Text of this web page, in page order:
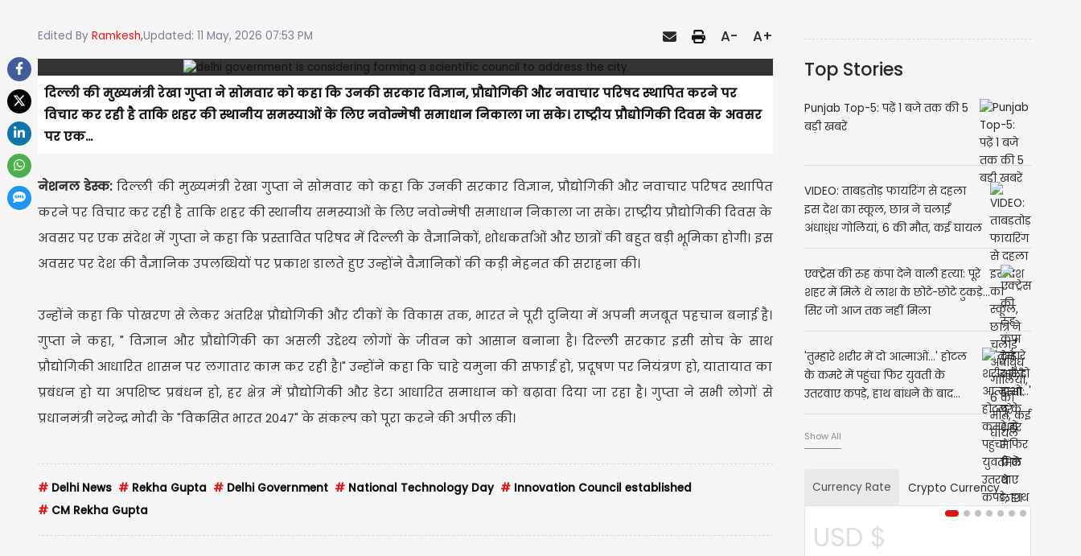
Edited By Ramkesh,Updated: 11 May, 2026 07:53 PM A- A+
दिल्ली की मुख्यमंत्री रेखा गुप्ता ने सोमवार को कहा कि उनकी सरकार विज्ञान, प्रौद्योगिकी और नवाचार परिषद स्थापित करने पर
विचार कर रही है ताकि शहर की स्थानीय समस्याओं के लिए नवोन्मेषी समाधान निकाला जा सके। राष्ट्रीय प्रौद्योगिकी दिवस के अवसर
पर एक...
नेशनल डेस्क: दिल्ली की मुख्यमंत्री रेखा गुप्ता ने सोमवार को कहा कि उनकी सरकार विज्ञान, प्रौद्योगिकी और नवाचार परिषद स्थापित
करने पर विचार कर रही है ताकि शहर की स्थानीय समस्याओं के लिए नवोन्मेषी समाधान निकाला जा सके। राष्ट्रीय प्रौद्योगिकी दिवस के
अवसर पर एक संदेश में गुप्ता ने कहा कि प्रस्तावित परिषद में दिल्ली के वैज्ञानिकों, शोधकर्ताओं और छात्रों की बहुत बड़ी भूमिका होगी। इस
अवसर पर देश की वैज्ञानिक उपलब्धियों पर प्रकाश डालते हुए उन्होंने वैज्ञानिकों की कड़ी मेहनत की सराहना की।
उन्होंने कहा कि पोखरण से लेकर अंतरिक्ष प्रौद्योगिकी और टीकों के विकास तक, भारत ने पूरी दुनिया में अपनी मजबूत पहचान बनाई है।
गुप्ता ने कहा, " विज्ञान और प्रौद्योगिकी का असली उद्देश्य लोगों के जीवन को आसान बनाना है। दिल्ली सरकार इसी सोच के साथ
प्रौद्योगिकी आधारित शासन पर लगातार काम कर रही है।" उन्होंने कहा कि चाहे यमुना की सफाई हो, प्रदूषण पर नियंत्रण हो, यातायात का
प्रबंधन हो या अपशिष्ट प्रबंधन हो, हर क्षेत्र में प्रौद्योगिकी और डेटा आधारित समाधान को बढ़ावा दिया जा रहा है। गुप्ता ने सभी लोगों से
प्रधानमंत्री नरेन्द्र मोदी के "विकसित भारत 2047" के संकल्प को पूरा करने की अपील की।
# Delhi News # Rekha Gupta # Delhi Government # National Technology Day # Innovation Council established
# CM Rekha Gupta
Top Stories
Punjab Top-5: पढ़ें 1 बजे तक की 5
बड़ी खबरें
VIDEO: ताबड़तोड़ फायरिंग से दहला
इस देश का स्कूल, छात्र ने चलाईं
अंधाधुंध गोलियां, 6 की मौत, कई घायल
एक्ट्रेस की रुह कंपा देने वाली हत्या: पूरे
शहर में मिले थे लाश के छोटे-छोटे टुकड़े...
सिर जो आज तक नहीं मिला
'तुम्हारे शरीर में दो आत्माओं...' होटल
के कमरे में पहुंचा फिर युवती के
उतरवाए कपड़े, हाथ बांधने के बाद...
Show All
Currency Rate Crypto Currency
USD $